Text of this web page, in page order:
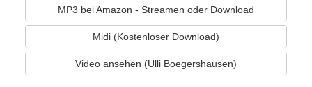
MP3 bei Amazon - Streamen oder Download
Midi (Kostenloser Download)
Video ansehen (Ulli Boegershausen)